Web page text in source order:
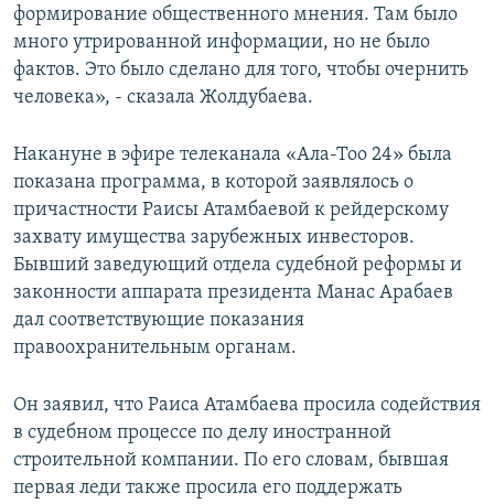
формирование общественного мнения. Там было
много утрированной информации, но не было
фактов. Это было сделано для того, чтобы очернить
человека», - сказала Жолдубаева.
Накануне в эфире телеканала «Ала-Тоо 24» была
показана программа, в которой заявлялось о
причастности Раисы Атамбаевой к рейдерскому
захвату имущества зарубежных инвесторов.
Бывший заведующий отдела судебной реформы и
законности аппарата президента Манас Арабаев
дал соответствующие показания
правоохранительным органам.
Он заявил, что Раиса Атамбаева просила содействия
в судебном процессе по делу иностранной
строительной компании. По его словам, бывшая
первая леди также просила его поддержать